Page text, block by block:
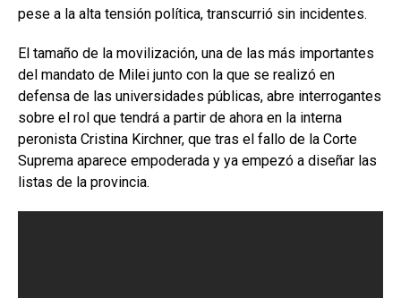
pese a la alta tensión política, transcurrió sin incidentes.
El tamaño de la movilización, una de las más importantes
del mandato de Milei junto con la que se realizó en
defensa de las universidades públicas, abre interrogantes
sobre el rol que tendrá a partir de ahora en la interna
peronista Cristina Kirchner, que tras el fallo de la Corte
Suprema aparece empoderada y ya empezó a diseñar las
listas de la provincia.